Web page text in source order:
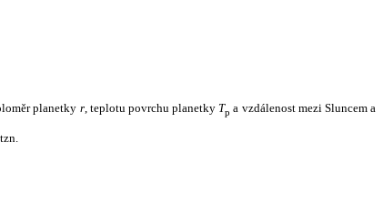
planetky r, teplotu povrchu planetky Tp a vzdálenost mezi Sluncem a